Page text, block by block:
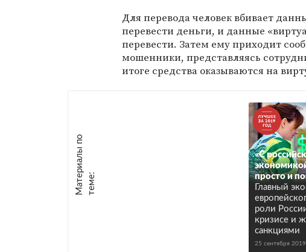
Для перевода человек вбивает
перевести деньги, и данные
перевести. Затем ему приходит
мошенники, представляясь
итоге средства оказываются на
М
а
т е
р
и
а
л
ы
п
о
т
е
м
е :
«С
просто и
Главный
роли
кризисе и
санкциями
25 сентября 2019